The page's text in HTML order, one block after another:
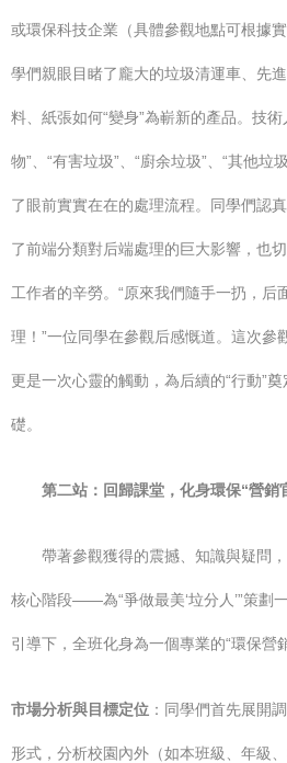
或環保科技企業（具體參觀地點可根據
學們親眼目睹了龐大的垃圾清運車、先
料、紙張如何“變身”為嶄新的產品。技
物”、“有害垃圾”、“廚余垃圾”、“其他
了眼前實實在在的處理流程。同學們認
了前端分類對后端處理的巨大影響，也
工作者的辛勞。“原來我們隨手一扔，后
理！”一位同學在參觀后感慨道。這次參
更是一次心靈的觸動，為后續的“行動”
礎。
第二站：回歸課堂，化身環保“營銷
帶著參觀獲得的震撼、知識與疑問
核心階段——為“爭做最美‘垃分人’”策劃
引導下，全班化身為一個專業的“環保營
市場分析與目標定位 ：同學們首先展開
形式，分析校園內外（如本班級、年級